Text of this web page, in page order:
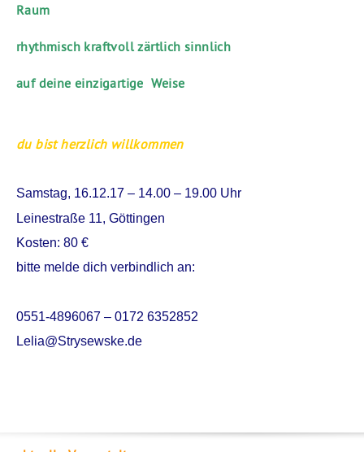
Raum
rhythmisch kraftvoll zärtlich sinnlich
auf deine einzigartige Weise
du bist herzlich willkommen
Samstag, 16.12.17 – 14.00 – 19.00 Uhr
Leinestraße 11, Göttingen
Kosten: 80 €
bitte melde dich verbindlich an:
0551-4896067 – 0172 6352852
Lelia@Strysewske.de